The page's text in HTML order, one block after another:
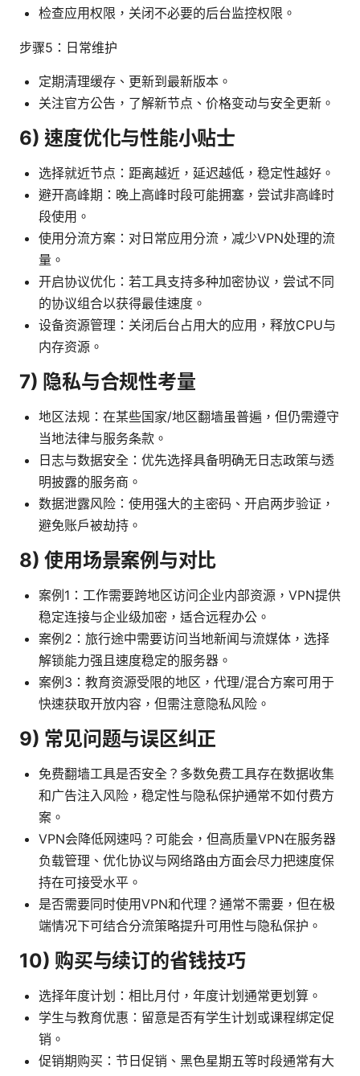
检查应用权限，关闭不必要的后台监控权限。
步骤5：日常维护
定期清理缓存、更新到最新版本。
关注官方公告，了解新节点、价格变动与安全更新。
6) 速度优化与性能小贴士
选择就近节点：距离越近，延迟越低，稳定性越好。
避开高峰期：晚上高峰时段可能拥塞，尝试非高峰时
段使用。
使用分流方案：对日常应用分流，减少VPN处理的流
量。
开启协议优化：若工具支持多种加密协议，尝试不同
的协议组合以获得最佳速度。
设备资源管理：关闭后台占用大的应用，释放CPU与
内存资源。
7) 隐私与合规性考量
地区法规：在某些国家/地区翻墙虽普遍，但仍需遵守
当地法律与服务条款。
日志与数据安全：优先选择具备明确无日志政策与透
明披露的服务商。
数据泄露风险：使用强大的主密码、开启两步验证，
避免账户被劫持。
8) 使用场景案例与对比
案例1：工作需要跨地区访问企业内部资源，VPN提供
稳定连接与企业级加密，适合远程办公。
案例2：旅行途中需要访问当地新闻与流媒体，选择
解锁能力强且速度稳定的服务器。
案例3：教育资源受限的地区，代理/混合方案可用于
快速获取开放内容，但需注意隐私风险。
9) 常见问题与误区纠正
免费翻墙工具是否安全？多数免费工具存在数据收集
和广告注入风险，稳定性与隐私保护通常不如付费方
案。
VPN会降低网速吗？可能会，但高质量VPN在服务器
负载管理、优化协议与网络路由方面会尽力把速度保
持在可接受水平。
是否需要同时使用VPN和代理？通常不需要，但在极
端情况下可结合分流策略提升可用性与隐私保护。
10) 购买与续订的省钱技巧
选择年度计划：相比月付，年度计划通常更划算。
学生与教育优惠：留意是否有学生计划或课程绑定促
销。
促销期购买：节日促销、黑色星期五等时段通常有大